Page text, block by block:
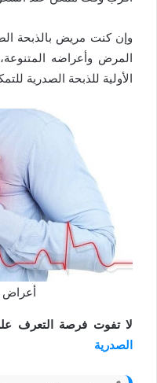
وإن كنت مريض بالذبحة
المرض وأعراضه
الأولية للذبحة الصدرية
أعراض
لا تفوت فرصة التعرف
الصدرية